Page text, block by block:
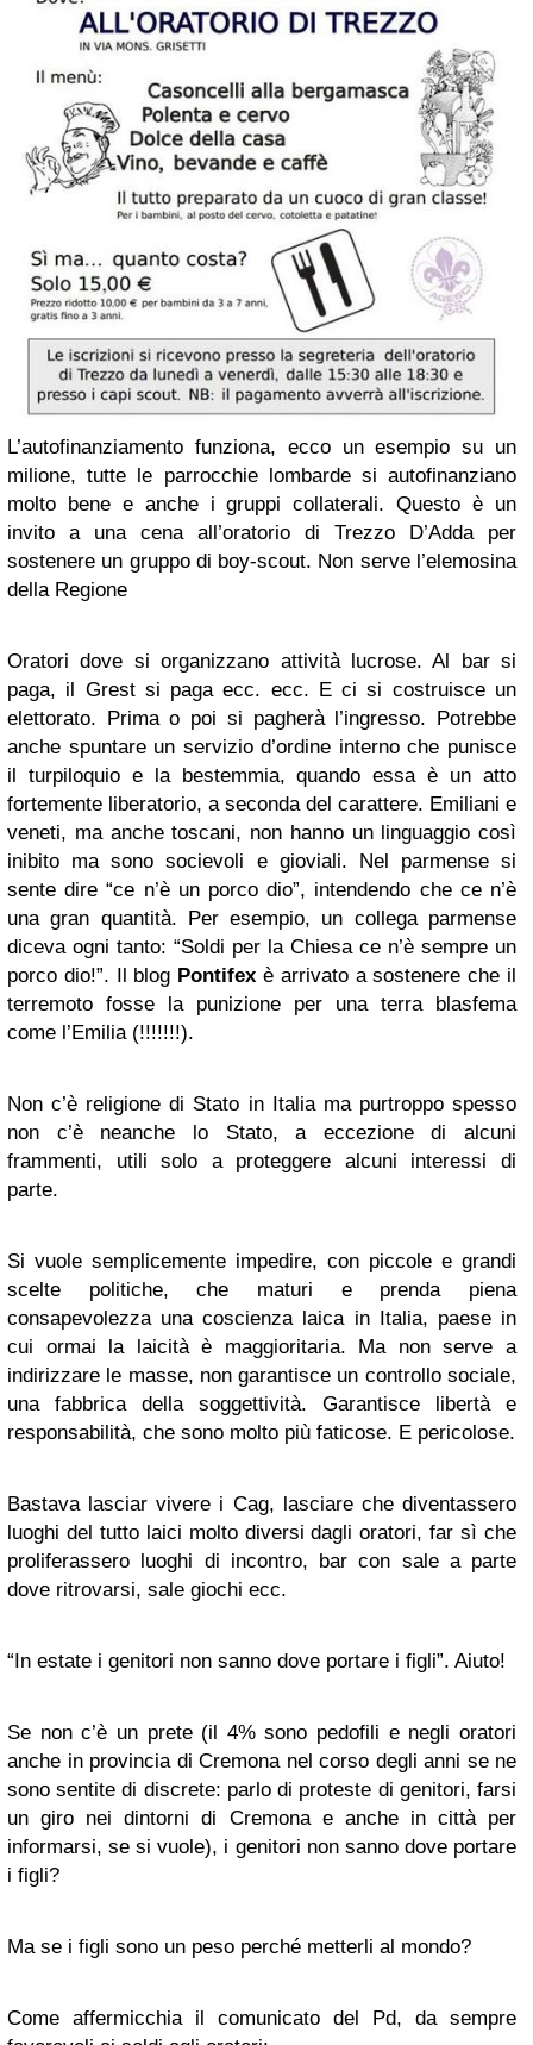
L’autofinanziamento funziona, ecco un esempio su un
milione, tutte le parrocchie lombarde si autofinanziano
molto bene e anche i gruppi collaterali. Questo è un
invito a una cena all’oratorio di Trezzo D’Adda per
sostenere un gruppo di boy-scout. Non serve l’elemosina
della Regione
Oratori dove si organizzano attività lucrose. Al bar si
paga, il Grest si paga ecc. ecc. E ci si costruisce un
elettorato. Prima o poi si pagherà l’ingresso. Potrebbe
anche spuntare un servizio d’ordine interno che punisce
il turpiloquio e la bestemmia, quando essa è un atto
fortemente liberatorio, a seconda del carattere. Emiliani e
veneti, ma anche toscani, non hanno un linguaggio così
inibito ma sono socievoli e gioviali. Nel parmense si
sente dire “ce n’è un porco dio”, intendendo che ce n’è
una gran quantità. Per esempio, un collega parmense
diceva ogni tanto: “Soldi per la Chiesa ce n’è sempre un
porco dio!”. Il blog Pontifex è arrivato a sostenere che il
terremoto fosse la punizione per una terra blasfema
come l’Emilia (!!!!!!!).
Non c’è religione di Stato in Italia ma purtroppo spesso
non c’è neanche lo Stato, a eccezione di alcuni
frammenti, utili solo a proteggere alcuni interessi di
parte.
Si vuole semplicemente impedire, con piccole e grandi
scelte politiche, che maturi e prenda piena
consapevolezza una coscienza laica in Italia, paese in
cui ormai la laicità è maggioritaria. Ma non serve a
indirizzare le masse, non garantisce un controllo sociale,
una fabbrica della soggettività. Garantisce libertà e
responsabilità, che sono molto più faticose. E pericolose.
Bastava lasciar vivere i Cag, lasciare che diventassero
luoghi del tutto laici molto diversi dagli oratori, far sì che
proliferassero luoghi di incontro, bar con sale a parte
dove ritrovarsi, sale giochi ecc.
“In estate i genitori non sanno dove portare i figli”. Aiuto!
Se non c’è un prete (il 4% sono pedofili e negli oratori
anche in provincia di Cremona nel corso degli anni se ne
sono sentite di discrete: parlo di proteste di genitori, farsi
un giro nei dintorni di Cremona e anche in città per
informarsi, se si vuole), i genitori non sanno dove portare
i figli?
Ma se i figli sono un peso perché metterli al mondo?
Come affermicchia il comunicato del Pd, da sempre